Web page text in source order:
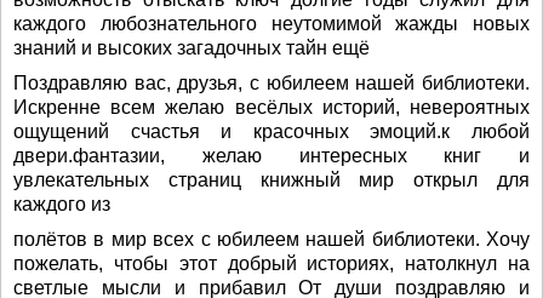
каждого любознательного неутомимой жажды новых
знаний и высоких загадочных тайн ещё
Поздравляю вас, друзья, с юбилеем нашей библиотеки.
Искренне всем желаю весёлых историй, невероятных
ощущений счастья и красочных эмоций.к любой
двери.фантазии, желаю интересных книг и
увлекательных страниц книжный мир открыл для
каждого из
полётов в мир всех с юбилеем нашей библиотеки. Хочу
пожелать, чтобы этот добрый историях, натолкнул на
светлые мысли и прибавил От души поздравляю и